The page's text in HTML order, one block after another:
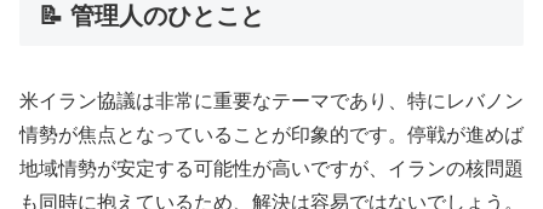
📝 管理人のひとこと
米イラン協議は非常に重要なテーマであり、特にレバノン
情勢が焦点となっていることが印象的です。停戦が進めば
地域情勢が安定する可能性が高いですが、イランの核問題
も同時に抱えているため、解決は容易ではないでしょう。